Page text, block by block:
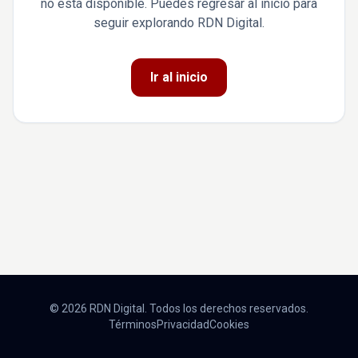
no está disponible. Puedes regresar al inicio para
seguir explorando RDN Digital.
Ir al inicio
© 2026 RDN Digital. Todos los derechos reservados.
TérminosPrivacidadCookies